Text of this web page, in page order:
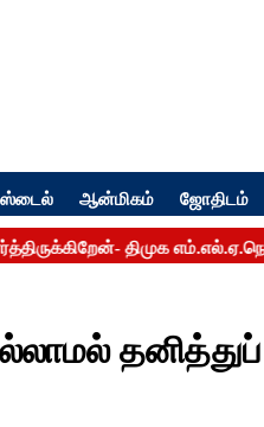
ஆன்மிகம் ஜோதிடம்
தனித்துப்